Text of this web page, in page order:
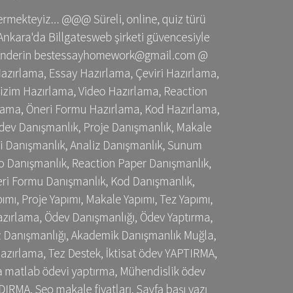
@@@ Süreli, online, quiz türü
Billgatesweb şirketi güvencesiyle
bestessayhomework@gmail.com @
Essay Hazırlama, Çeviri Hazırlama,
Hazırlama, Video Hazırlama, Reaction
Öneri Formu Hazırlama, Kod Hazırlama,
Danışmanlık, Proje Danışmanlık, Makale
Analiz Danışmanlık, Sunum
Danışmanlık, Reaction Paper Danışmanlık,
Formu Danışmanlık, Kod Danışmanlık,
Proje Yapımı, Makale Yapımı, Tez Yapımı,
Ödev Danışmanlığı, Ödev Yaptırma,
Akademik Danışmanlık Muğla,
Tez Destek, İktisat ödev YAPTIRMA,
matlab ödevi yaptırma, Mühendislik ödev
Seo makale fiyatları, Sayfa başı yazı